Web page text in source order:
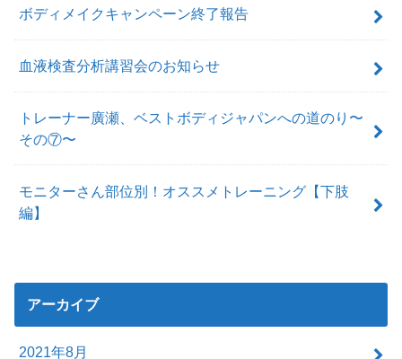
ボディメイクキャンペーン終了報告
血液検査分析講習会のお知らせ
トレーナー廣瀬、ベストボディジャパンへの道のり〜
その⑦〜
モニターさん部位別！オススメトレーニング【下肢
編】
アーカイブ
2021年8月